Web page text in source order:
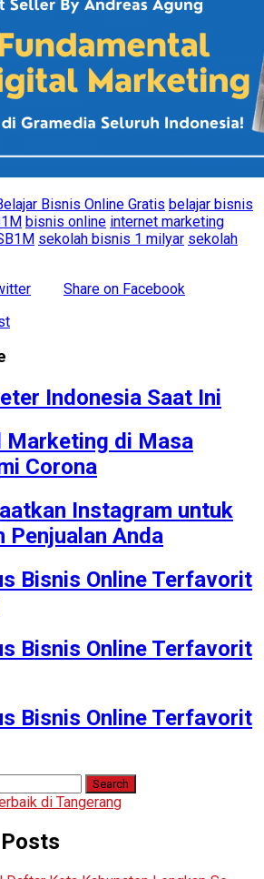
Bisnis Online Gratis belajar bisnis
bisnis online internet marketing
sekolah bisnis 1 milyar sekolah
Share on Facebook
Indonesia Saat Ini
Marketing di Masa
Corona
Instagram untuk
Penjualan Anda
Bisnis Online Terfavorit
Bisnis Online Terfavorit
Bisnis Online Terfavorit